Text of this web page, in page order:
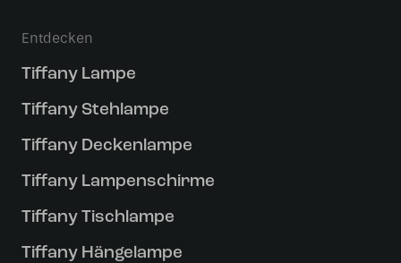
Entdecken
Tiffany Lampe
Tiffany Stehlampe
Tiffany Deckenlampe
Tiffany Lampenschirme
Tiffany Tischlampe
Tiffany Hängelampe